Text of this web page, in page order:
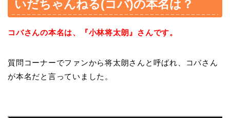
いだちゃんねる(コバ)の本名は？
コバさんの本名は、『小林将太朗』さんです。
質問コーナーでファンから将太朗さんと呼ばれ、コバさん
が本名だと言っていました。